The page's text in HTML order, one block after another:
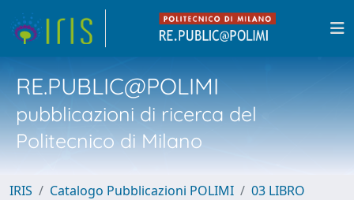
RE.PUBLIC@POLIMI
pubblicazioni di ricerca del
Politecnico di Milano
IRIS Catalogo Pubblicazioni POLIMI
03 LIBRO